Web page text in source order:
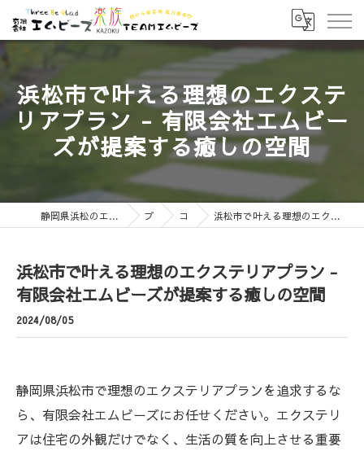
浜松市で叶える理想のエクステ
リアプラン - 有限会社エムビー
ズが提案する癒しの空間
静岡県浜松のエクステリアなら有限会社エムビーズ ブログ コラム 浜松市で叶える理想のエクステリアプラン - 有限会社エムビーズが提案する癒しの空間
浜松市で叶える理想のエクステリアプラン -
有限会社エムビーズが提案する癒しの空間
2024/08/05
静岡県浜松市で理想のエクステリアプランを追求するな
ら、有限会社エムビーズにお任せください。エクステリ
アは住宅の外観だけでなく、生活の質を向上させる重要